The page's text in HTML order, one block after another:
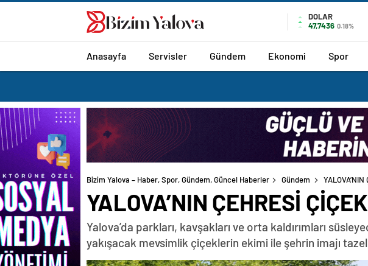
romabet
deneme
DOLAR
47,7436 0.18%
Anasayfa Servisler Gündem Ekonomi Spor
Bizim Yalova – Haber, Spor, Gündem, Güncel Haberler Gündem
YALOVA’NIN ÇEHRESİ
Yalova’da parkları, kavşakları ve orta kaldırımları
yakışacak mevsimlik çiçeklerin ekimi ile şehrin imajı